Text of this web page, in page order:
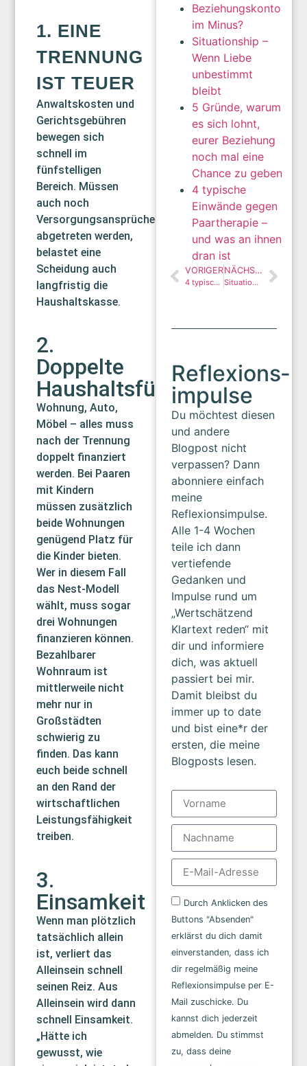
1. EINE
TRENNUNG
IST TEUER
Anwaltskosten und
Gerichtsgebühren
bewegen sich
schnell im
fünfstelligen
Bereich. Müssen
auch noch
Versorgungsansprüche
abgetreten werden,
belastet eine
Scheidung auch
langfristig die
Haushaltskasse.
2.
Doppelte
Haushaltsführung
Wohnung, Auto,
Möbel – alles muss
nach der Trennung
doppelt finanziert
werden. Bei Paaren
mit Kindern
müssen zusätzlich
beide Wohnungen
genügend Platz für
die Kinder bieten.
Wer in diesem Fall
das Nest-Modell
wählt, muss sogar
drei Wohnungen
finanzieren können.
Bezahlbarer
Wohnraum ist
mittlerweile nicht
mehr nur in
Großstädten
schwierig zu
finden. Das kann
euch beide schnell
an den Rand der
wirtschaftlichen
Leistungsfähigkeit
treiben.
3.
Einsamkeit
Wenn man plötzlich
tatsächlich allein
ist, verliert das
Alleinsein schnell
seinen Reiz. Aus
Alleinsein wird dann
schnell Einsamkeit.
„Hätte ich
gewusst, wie
Beziehungskonto
im Minus?
Situationship –
Wenn Liebe
unbestimmt
bleibt
5 Gründe, warum
es sich lohnt,
eurer Beziehung
noch mal eine
Chance zu geben
4 typische
Einwände gegen
Paartherapie –
und was an ihnen
dran ist
VORIGER
4 typische Einwände gegen Paartherapie – und was an ihnen dran ist
NÄCHSTER
Situationship – Wenn Liebe unbestimmt bleibt
Reflexions­
impulse
Du möchtest diesen
und andere
Blogpost nicht
verpassen? Dann
abonniere einfach
meine
Reflexionsimpulse.
Alle 1-4 Wochen
teile ich dann
vertiefende
Gedanken und
Impulse rund um
„Wertschätzend
Klartext reden“ mit
dir und informiere
dich, was aktuell
passiert bei mir.
Damit bleibst du
immer up to date
und bist eine*r der
ersten, die meine
Blogposts lesen.
Durch Anklicken des
Buttons "Absenden"
erklärst du dich damit
einverstanden, dass ich
dir regelmäßig meine
Reflexionsimpulse per E-
Mail zuschicke. Du
kannst dich jederzeit
abmelden. Du stimmst
zu, dass deine